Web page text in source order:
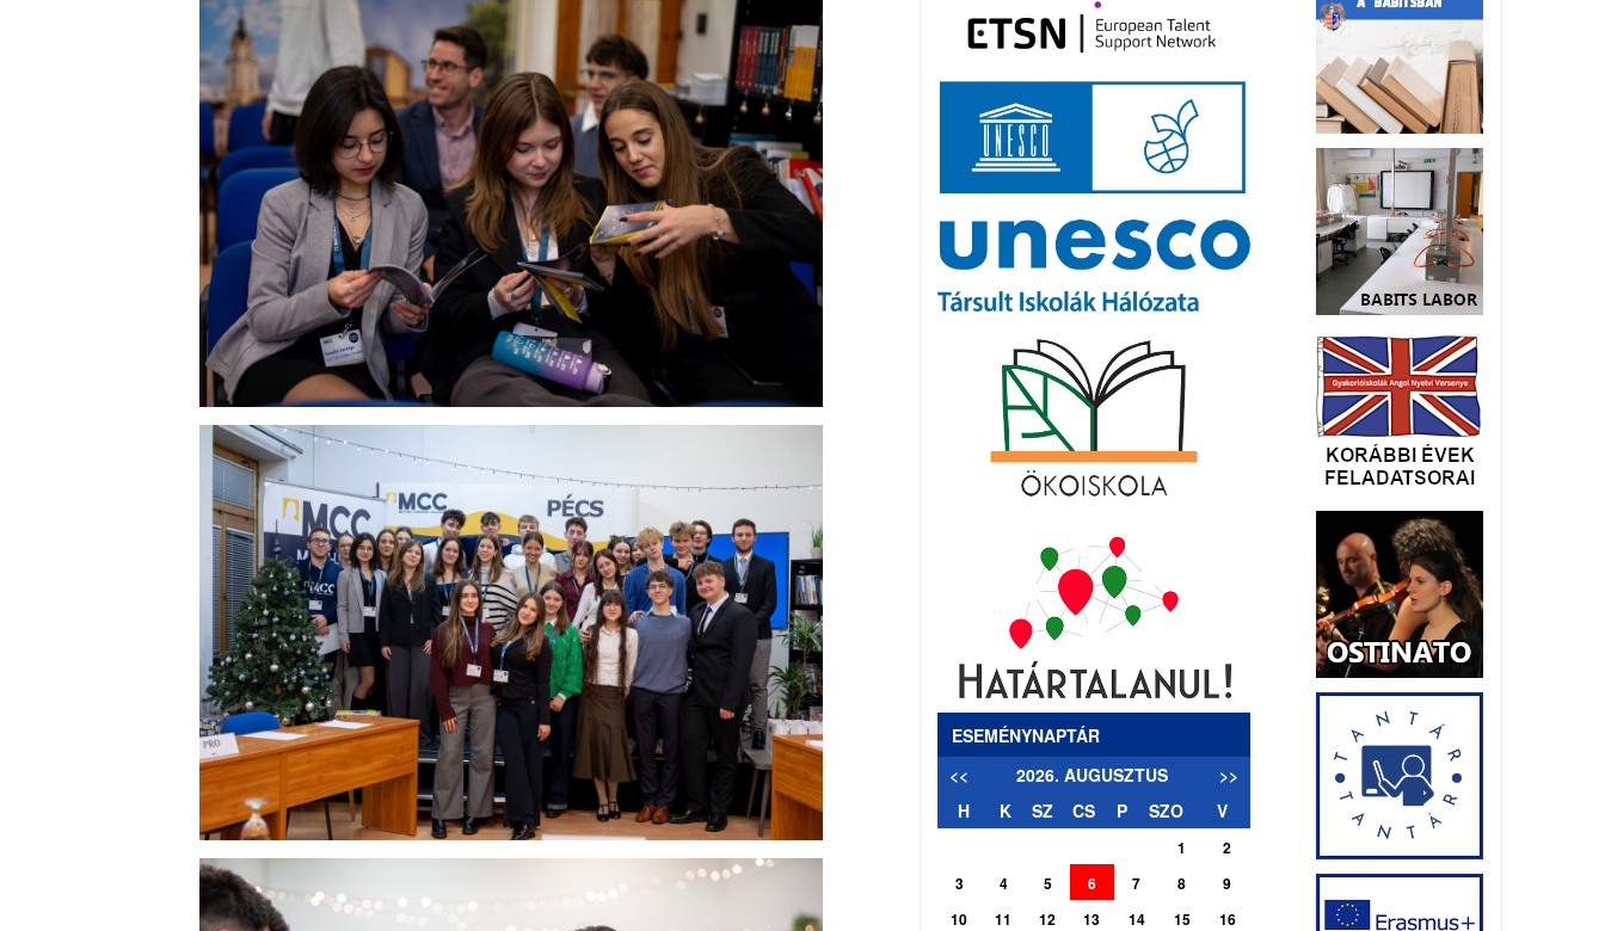
ESEMÉNYNAPTÁR
<<
2026. AUGUSZTUS
>>
H
K SZ CS P SZO V
1
2
3
4 5 6 7 8
9
10
11 12 13 14 15
16